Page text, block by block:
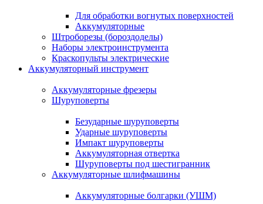
Для обработки вогнутых поверхностей
Аккумуляторные
Штроборезы (бороздоделы)
Наборы электроинструмента
Краскопульты электрические
Аккумуляторный инструмент
Аккумуляторные фрезеры
Шуруповерты
Безударные шуруповерты
Ударные шуруповерты
Импакт шуруповерты
Аккумуляторная отвертка
Шуруповерты под шестигранник
Аккумуляторные шлифмашины
Аккумуляторные болгарки (УШМ)